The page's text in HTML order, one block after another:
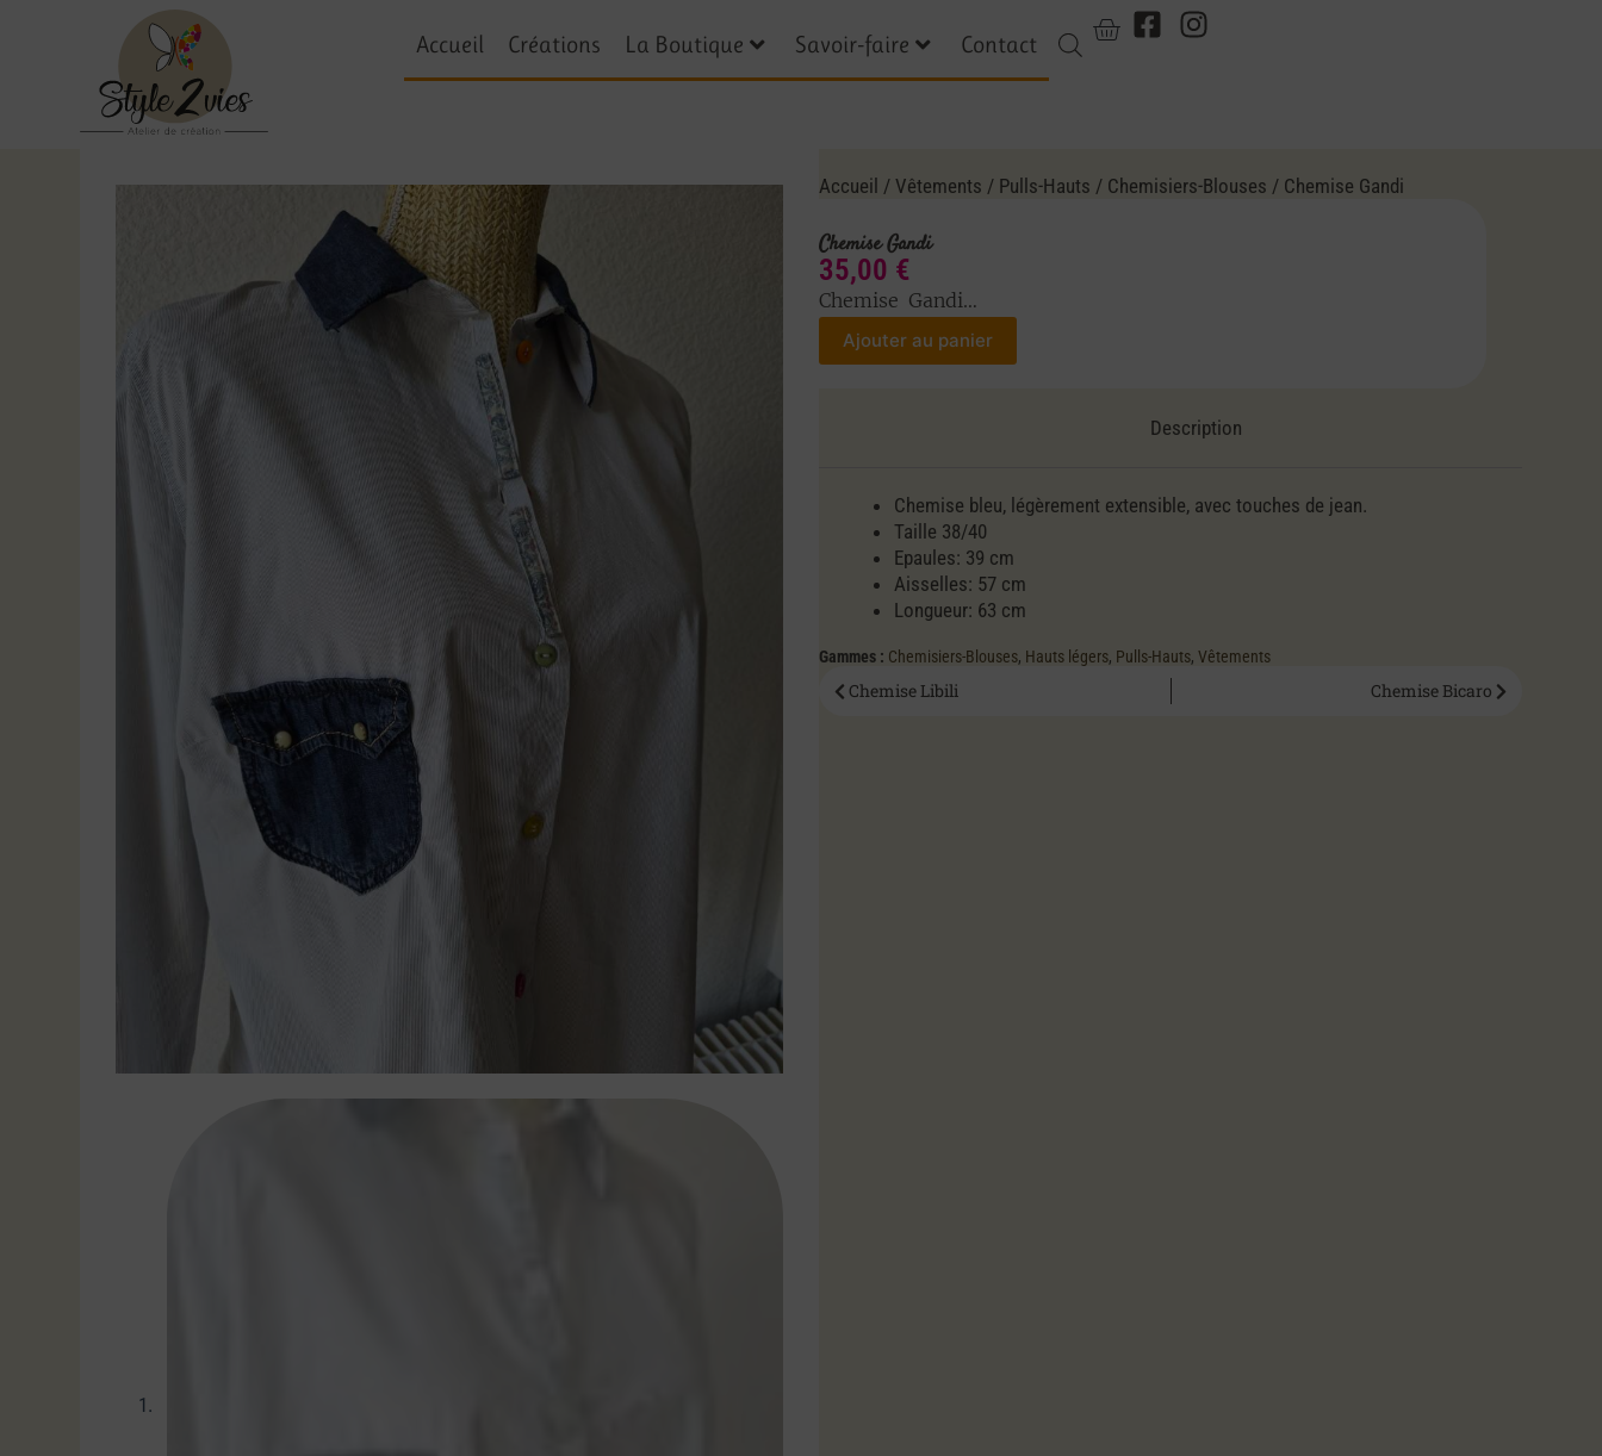
Accueil Créations La Boutique Savoir-faire Contact
Accueil /Vêtements / Pulls-Hauts / Chemisiers-Blouses / Chemise Gandi
Chemise Gandi
35,00 €
Chemise Gandi…
Ajouter au panier
Description
Chemise bleu, légèrement extensible, avec touches de jean.
Taille 38/40
Epaules: 39 cm
Aisselles: 57 cm
Longueur: 63 cm
Gammes : Chemisiers-Blouses, Hauts légers, Pulls-Hauts,Vêtements
Chemise Libili Chemise Bicaro